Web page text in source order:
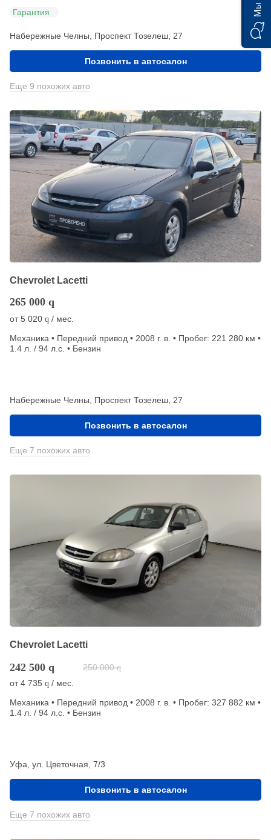
Гарантия
Набережные Челны, Проспект Тозелеш, 27
Позвонить в автосалон
Еще 9 похожих авто
Chevrolet Lacetti
265 000 q
от5 020 q / мес.
Механика • Передний привод • 2008 г. в. • Пробег: 221 280 км •
1.4 л. / 94 л.с. • Бензин
Набережные Челны, Проспект Тозелеш, 27
Позвонить в автосалон
Еще 7 похожих авто
Chevrolet Lacetti
242 500 q 250 000 q
от4 735 q / мес.
Механика • Передний привод • 2008 г. в. • Пробег: 327 882 км •
1.4 л. / 94 л.с. • Бензин
Уфа, ул. Цветочная, 7/3
Позвонить в автосалон
Еще 7 похожих авто